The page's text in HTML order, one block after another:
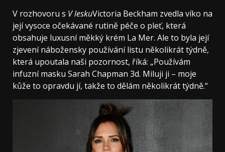
V rozhovoru s V leskuVictoria Beckham zvedla víko na
její vysoce očekávané rutině péče o pleť, která
obsahuje luxusní měkký krém La Mer. Ale to byla její
zjevení nábožensky používání listu několikrát týdně,
která upoutala naši pozornost, říká: „Používám
infuzní masku Sarah Chapman 3d. Miluji ji – moje
kůže to opravdu jí, takže to dělám několikrát týdně.“